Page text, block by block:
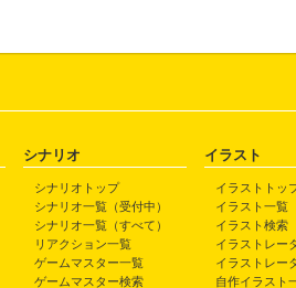
シナリオ
シナリオトップ
シナリオ一覧（受付中）
シナリオ一覧（すべて）
リアクション一覧
ゲームマスター一覧
ゲームマスター検索
イラスト
イラストトッ
イラスト一覧
イラスト検索
イラストレー
イラストレー
自作イラスト